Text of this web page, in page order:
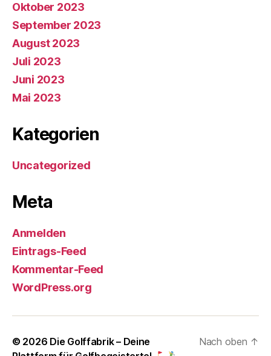
Oktober 2023
September 2023
August 2023
Juli 2023
Juni 2023
Mai 2023
Kategorien
Uncategorized
Meta
Anmelden
Eintrags-Feed
Kommentar-Feed
WordPress.org
© 2026 Die Golffabrik – Deine
Nach oben ↑